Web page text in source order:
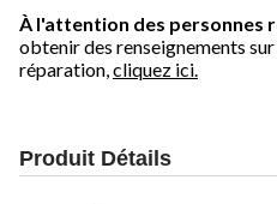
À l'attention des personnes
obtenir des renseignements
réparation, cliquez ici.
Produit Détails